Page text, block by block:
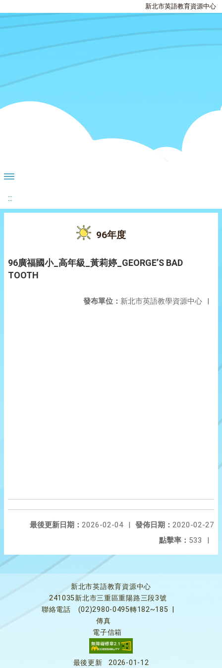
新北市英語教育資源中心
:::
96年度
96廣福國小_高年級_黃莉婷_GEORGE’S BAD
TOOTH
發布單位： 新北市英語教學資源中心 |
發佈日期： 2020-02-27
最後更新日期： 2026-02-04
|
點擊率： 533 |
新北市英語教育資源中心
241035新北市三重區重陽路三段3號
聯絡電話
(02)2980-0495轉182~185
傳真
電子信箱
最後更新 2026-01-12